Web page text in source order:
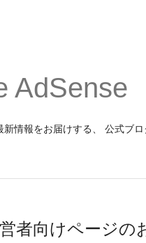
AdSense
情報をお届けする、 公式ブ
者向けページの